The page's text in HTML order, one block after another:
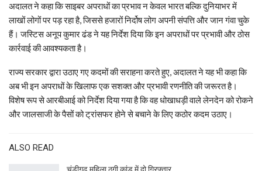
अदालत ने कहा कि साइबर अपराधों का प्रभाव न केवल भारत बल्कि दुनियाभर में
लाखों लोगों पर पड़ रहा है, जिससे हजारों निर्दोष लोग अपनी संपत्ति और जान गंवा चुके
हैं। जस्टिस अनूप कुमार ढंड ने यह निर्देश दिया कि इन अपराधों पर प्रभावी और ठोस
कार्रवाई की आवश्यकता है।
राज्य सरकार द्वारा उठाए गए कदमों की सराहना करते हुए, अदालत ने यह भी कहा कि
अब भी इन अपराधों के खिलाफ एक सशक्त और प्रभावी रणनीति की जरूरत है।
विशेष रूप से आरबीआई को निर्देश दिया गया है कि वह धोखाधड़ी वाले लेनदेन को रोकने
और जालसाजी के पैसों को ट्रांसफर होने से बचाने के लिए कठोर कदम उठाए।
ALSO READ